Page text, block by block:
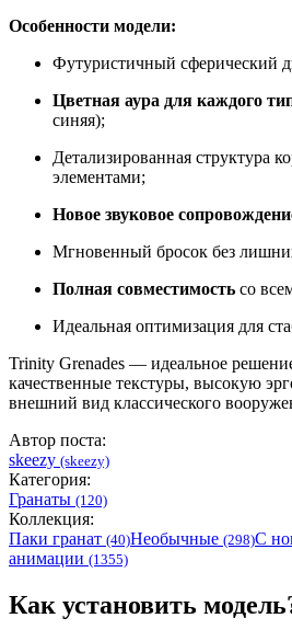
Особенности модели:
Футуристичный сферический
Цветная аура для каждого
синяя);
Детализированная структура
элементами;
Новое звуковое
Мгновенный бросок без
Полная совместимость со
Идеальная оптимизация для
Trinity Grenades — идеальное
качественные текстуры, высокую
внешний вид классического
Автор поста:
skeezy (skeezy)
Категория:
Гранаты (120)
Коллекция:
Паки гранат (40)Необычные (298)С
анимации (1355)
Как установить